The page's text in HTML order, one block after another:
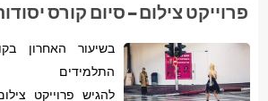
פרוייקט צילום – סיום קורס
בשיעור האחרון
להגיש פרוייקט